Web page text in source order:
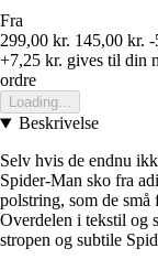
Fra
299,00 kr. 145,00 kr. -
+7,25 kr. gives til din
ordre
Loading...
Beskrivelse
Selv hvis de endnu
Spider-Man sko fra
polstring, som de
Overdelen i tekstil og
stropen og subtile